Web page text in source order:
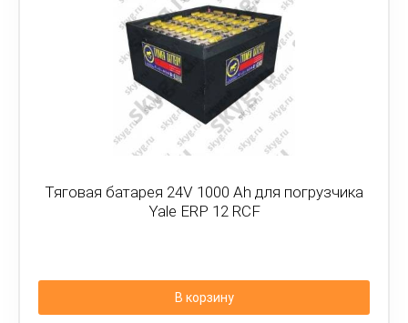
Тяговая батарея 24V 1000 Ah для погрузчика
Yale ERP 12 RCF
В корзину